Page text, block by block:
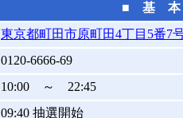
■ 基
東京都町田市原町田4丁目5番7
0120-6666-69
10:00 ～ 22:45
09:40 抽選開始